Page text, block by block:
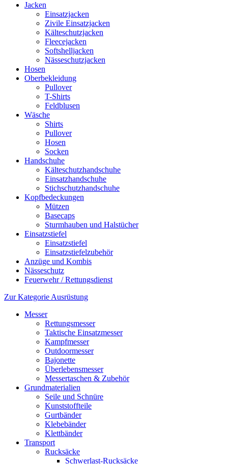
Jacken
Einsatzjacken
Zivile Einsatzjacken
Kälteschutzjacken
Fleecejacken
Softshelljacken
Nässeschutzjacken
Hosen
Oberbekleidung
Pullover
T-Shirts
Feldblusen
Wäsche
Shirts
Pullover
Hosen
Socken
Handschuhe
Kälteschutzhandschuhe
Einsatzhandschuhe
Stichschutzhandschuhe
Kopfbedeckungen
Mützen
Basecaps
Sturmhauben und Halstücher
Einsatzstiefel
Einsatzstiefel
Einsatzstiefelzubehör
Anzüge und Kombis
Nässeschutz
Feuerwehr / Rettungsdienst
Zur Kategorie Ausrüstung
Messer
Rettungsmesser
Taktische Einsatzmesser
Kampfmesser
Outdoormesser
Bajonette
Überlebensmesser
Messertaschen & Zubehör
Grundmaterialien
Seile und Schnüre
Kunststoffteile
Gurtbänder
Klebebänder
Klettbänder
Transport
Rucksäcke
Schwerlast-Rucksäcke